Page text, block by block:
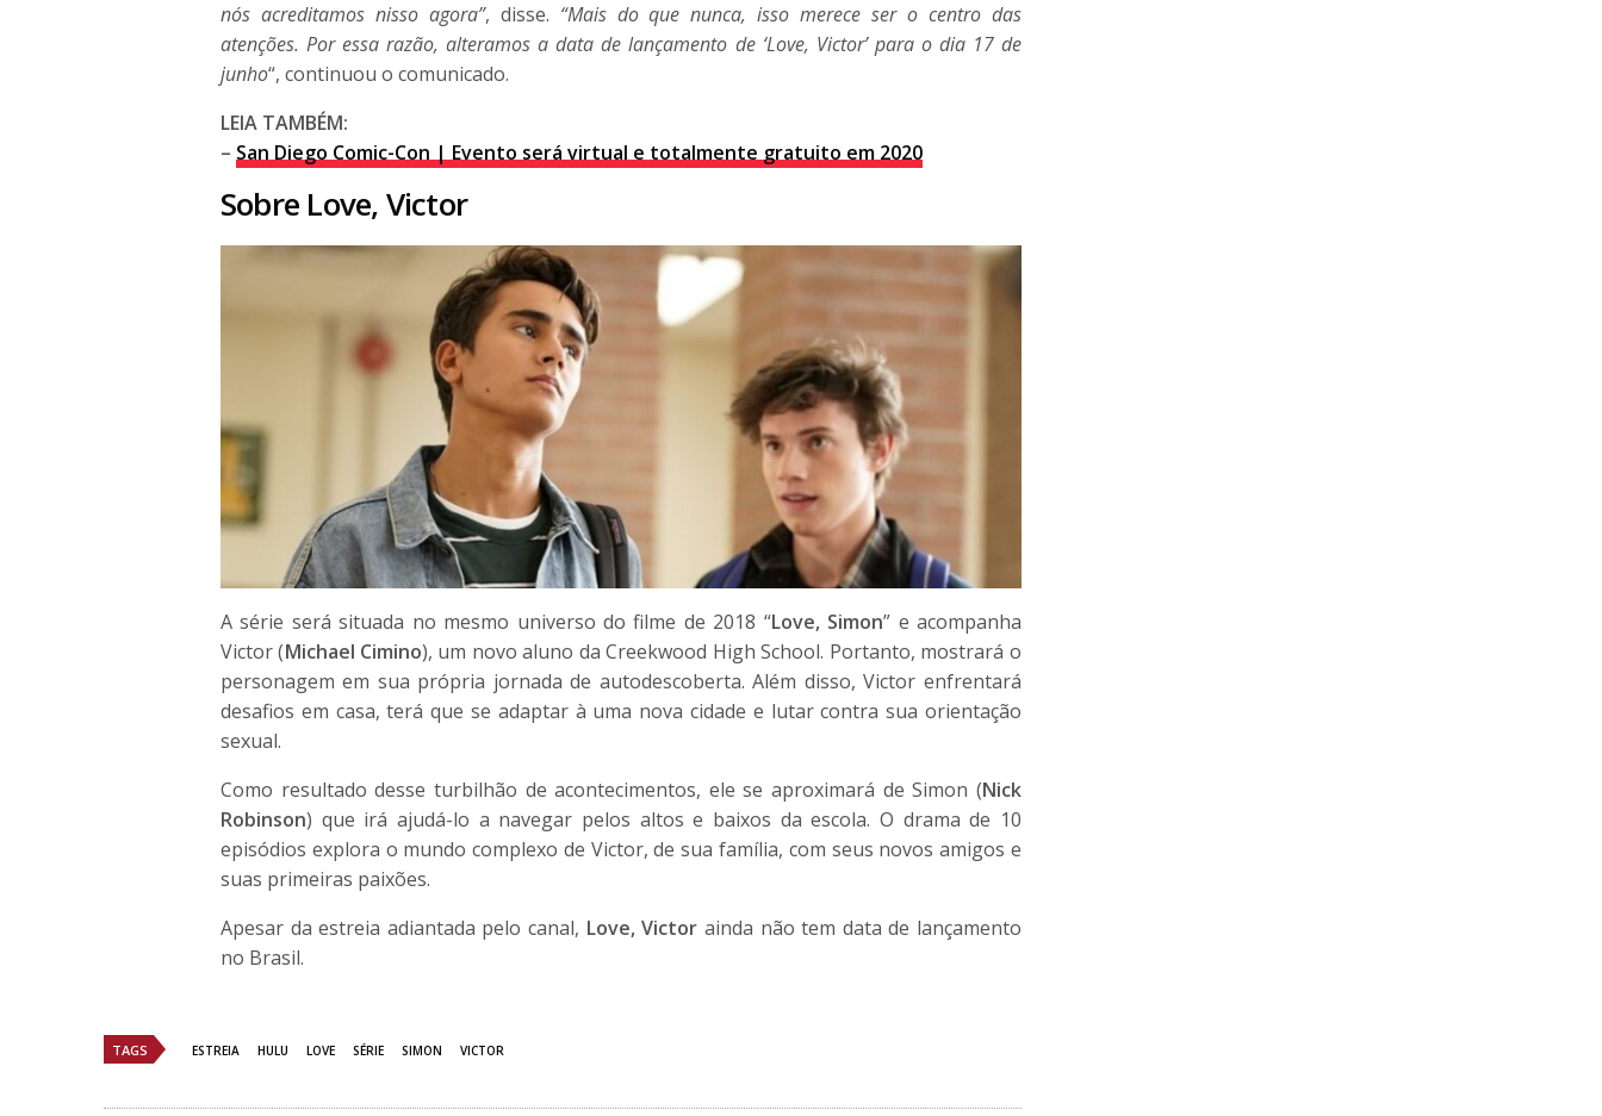
nós acreditamos nisso agora”, disse. “Mais do que nunca, isso merece ser o centro das
atenções. Por essa razão, alteramos a data de lançamento de ‘Love, Victor’ para o dia 17 de
junho“, continuou o comunicado.
LEIA TAMBÉM:
–San Diego Comic-Con | Evento será virtual e totalmente gratuito em 2020
Sobre Love, Victor
A série será situada no mesmo universo do filme de 2018 “Love, Simon” e acompanha
Victor (Michael Cimino), um novo aluno da Creekwood High School. Portanto, mostrará o
personagem em sua própria jornada de autodescoberta. Além disso, Victor enfrentará
desafios em casa, terá que se adaptar à uma nova cidade e lutar contra sua orientação
sexual.
Como resultado desse turbilhão de acontecimentos, ele se aproximará de Simon (Nick
Robinson) que irá ajudá-lo a navegar pelos altos e baixos da escola. O drama de 10
episódios explora o mundo complexo de Victor, de sua família, com seus novos amigos e
suas primeiras paixões.
Apesar da estreia adiantada pelo canal, Love, Victor ainda não tem data de lançamento
no Brasil.
TAGS ESTREIA HULU LOVE SÉRIE SIMON VICTOR